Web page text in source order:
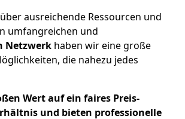
ausreichende Ressourcen und
umfangreichen und
Netzwerk haben wir eine große
die nahezu jedes
Wert auf ein faires Preis-
und bieten professionelle